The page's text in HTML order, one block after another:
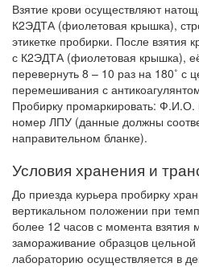
Взятие крови осуществляют
К2ЭДТА (фиолетовая крышка),
этикетке пробирки. После взятия
с К2ЭДТА (фиолетовая крышка),
перевернуть 8 – 10 раз на 180˚ с
перемешивания с
Пробирку промаркировать: Ф.И.О.
номер ЛПУ (данные должны
направительном бланке).
Условия хранения и
До приезда курьера пробирку
вертикальном положении при
более 12 часов с момента взятия
замораживание образцов цельной
лабораторию осуществляется в